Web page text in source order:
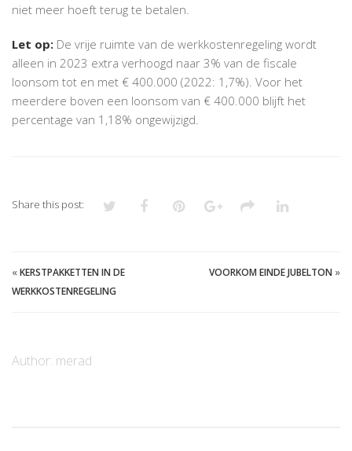
niet meer hoeft terug te betalen.
Let op: De vrije ruimte van de werkkostenregeling wordt
alleen in 2023 extra verhoogd naar 3% van de fiscale
loonsom tot en met € 400.000 (2022: 1,7%). Voor het
meerdere boven een loonsom van € 400.000 blijft het
percentage van 1,18% ongewijzigd.
Share this post:
«KERSTPAKKETTEN IN DE
WERKKOSTENREGELING
VOORKOM EINDE JUBELTON »
Author: merad